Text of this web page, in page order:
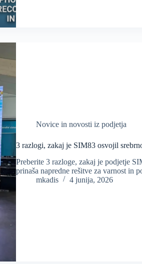
Novice in novosti iz podjetja
3 razlogi, zakaj je SIM83 osvojil
Preberite 3 razloge, zakaj je podjetje
prinaša napredne rešitve za varnost in
mkadis
4 junija, 2026